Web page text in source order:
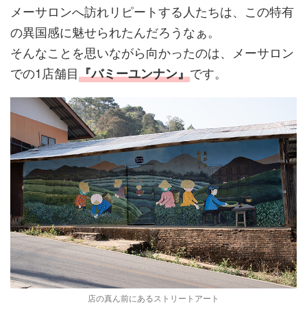
メーサロンへ訪れリピートする人たちは、この特有
の異国感に魅せられたんだろうなぁ。
そんなことを思いながら向かったのは、メーサロン
での1店舗目『バミーユンナン』です。
店の真ん前にあるストリートアート